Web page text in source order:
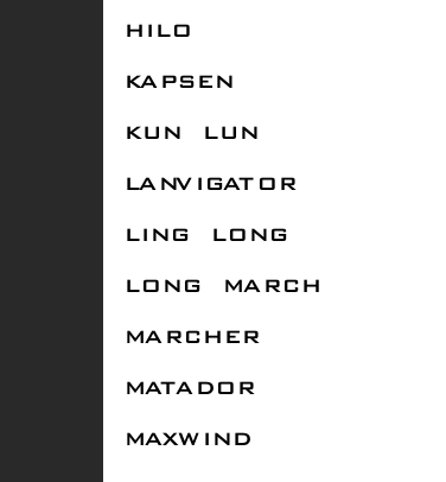
HILO
KAPSEN
KUN LUN
LANVIGATOR
LING LONG
LONG MARCH
MARCHER
MATADOR
MAXWIND